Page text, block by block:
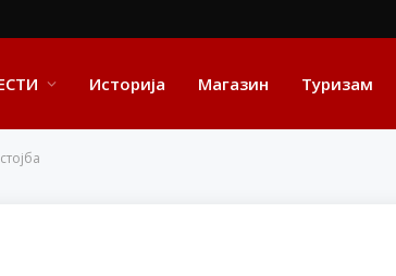
Историја Магазин Туризам